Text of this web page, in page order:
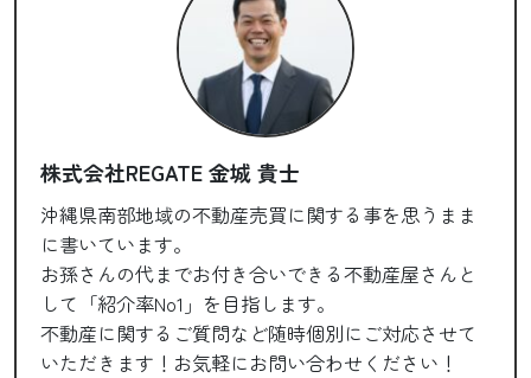
株式会社REGATE 金城 貴士
沖縄県南部地域の不動産売買に関する事を思うまま
に書いています。
お孫さんの代までお付き合いできる不動産屋さんと
して「紹介率No1」を目指します。
不動産に関するご質問など随時個別にご対応させて
いただきます！お気軽にお問い合わせください！